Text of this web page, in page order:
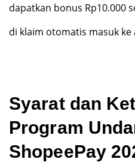
dapatkan bonus Rp10.000
di klaim otomatis masuk ke
Syarat dan
Program
ShopeePay